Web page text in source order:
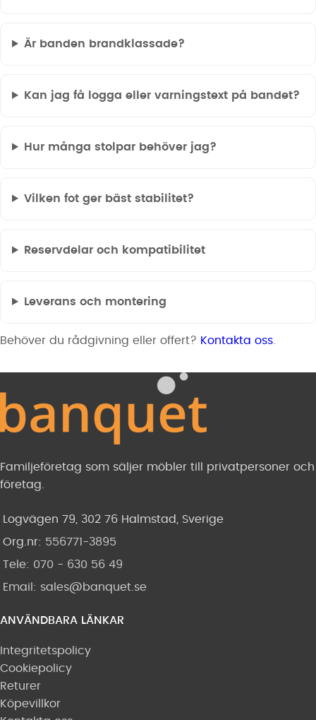
Är banden brandklassade?
Kan jag få logga eller varningstext på bandet?
Hur många stolpar behöver jag?
Vilken fot ger bäst stabilitet?
Reservdelar och kompatibilitet
Leverans och montering
Behöver du rådgivning eller offert? Kontakta oss
Familjeföretag som säljer möbler till privatpersoner och
företag.
Logvägen 79, 302 76 Halmstad, Sverige
Org.nr: 556771-3895
Tele: 070 - 630 56 49
Email: sales@banquet.se
ANVÄNDBARA LÄNKAR
Integritetspolicy
Cookiepolicy
Returer
Köpevillkor